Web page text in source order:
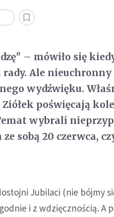
– mówiło się
Ale nieuchronny
wydźwięku.
poświęcają
wybrali
sobą 20 czerwca,
Jubilaci (nie bójmy
i z wdzięcznością. A